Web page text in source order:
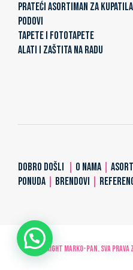
PRATEĆI ASORTIMAN ZA KUPATILA
PODOVI
TAPETE I FOTOTAPETE
ALATI I ZAŠTITA NA RADU
DOBRO DOŠLI O NAMA
PONUDA
BRENDOVI
© Copyright MARKO-PAN. Sva